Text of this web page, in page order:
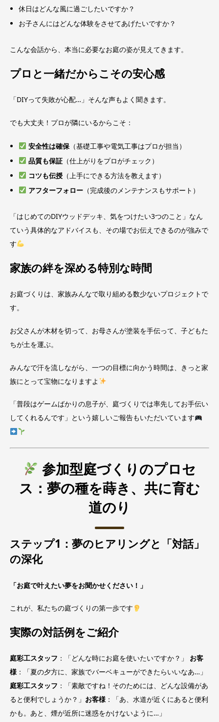
休日はどんな風に過ごしたいですか？
お子さんにはどんな体験をさせてあげたいですか？
こんな会話から、本当に必要なお庭の姿が見えてきます。
プロと一緒だからこその安心感
「DIYって失敗が心配…」そんな声もよく聞きます。
でも大丈夫！プロが隣にいるからこそ：
安全性は確保（基礎工事や電気工事はプロが担当）
品質も保証 （仕上がりをプロがチェック）
コツも伝授 （上手にできる方法を教えます）
アフターフォロー （完成後のメンテナンスもサポート）
「はじめてのDIYウッドデッキ、気をつけたい3つのこと」なん
ていう具体的なアドバイスも、その場でお伝えできるのが強みで
す
家族の絆を深める特別な時間
お庭づくりは、家族みんなで取り組める数少ないプロジェクトで
す。
お父さんが木材を切って、お母さんが塗装を手伝って、子どもた
ちが土を運ぶ。
みんなで汗を流しながら、一つの目標に向かう時間は、きっと家
族にとって宝物になりますよ
「普段はゲームばかりの息子が、庭づくりでは率先してお手伝い
してくれるんです」という嬉しいご報告もいただいています
参加型庭づくりのプロセ
ス：夢の種を蒔き、共に育む
道のり
ステップ1：夢のヒアリングと「対話」
の深化
「お庭で叶えたい夢をお聞かせください！」
これが、私たちの庭づくりの第一歩です
実際の対話例をご紹介
庭彩工スタッフ ：「どんな時にお庭を使いたいですか？」 お客
様 ：「夏の夕方に、家族でバーベキューができたらいいなあ…」
庭彩工スタッフ ：「素敵ですね！そのためには、どんな設備があ
ると便利でしょうか？」 お客様 ：「あ、水道が近くにあると便利
かも。あと、煙が近所に迷惑をかけないように…」